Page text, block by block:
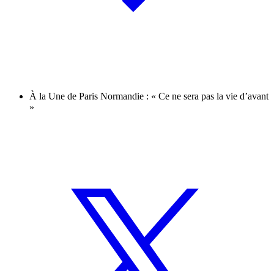
À la Une de Paris Normandie : « Ce ne sera pas la vie d’avant
»